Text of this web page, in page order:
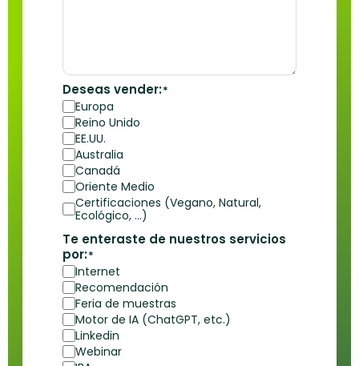
Deseas vender:*
Europa
Reino Unido
EE.UU.
Australia
Canadá
Oriente Medio
Certificaciones (Vegano, Natural,
Ecológico, ...)
Te enteraste de nuestros servicios
por:*
Internet
Recomendación
Feria de muestras
Motor de IA (ChatGPT, etc.)
Linkedin
Webinar